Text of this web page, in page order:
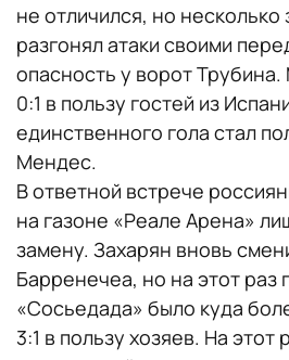
не отличился, но несколько
разгонял атаки своими
опасность у ворот
0:1 в пользу гостей из
единственного гола стал
Мендес.
В ответной встрече
на газоне «Реале Арена»
замену. Захарян вновь
Барренечеа, но на этот раз
«Сосьедада» было куда
3:1 в пользу хозяев. На этот